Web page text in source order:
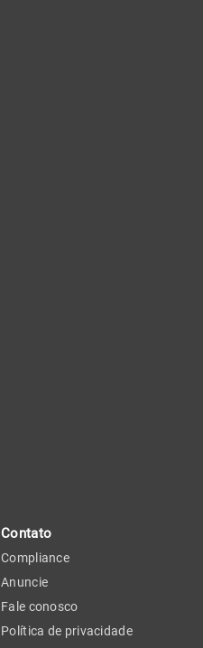
Contato
Compliance
Anuncie
Fale conosco
Política de privacidade